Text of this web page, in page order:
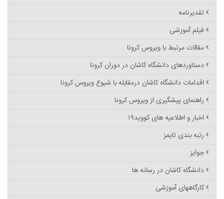
تقدیرنامه
فیلم آموزشی
مقالات مرتبط با ویروس کرونا
دستاوردهای دانشگاه کاشان در دوران کرونا
اقدامات دانشگاه کاشان درمقابله با شیوع ویروس کرونا
راهنمای پیشگیری از ویروس کرونا
اخبار و اطلاعیه های کووید۱۹
رتبه بندی تایمز
جوایز
دانشگاه کاشان در رسانه ها
کارگاههای آموزشی